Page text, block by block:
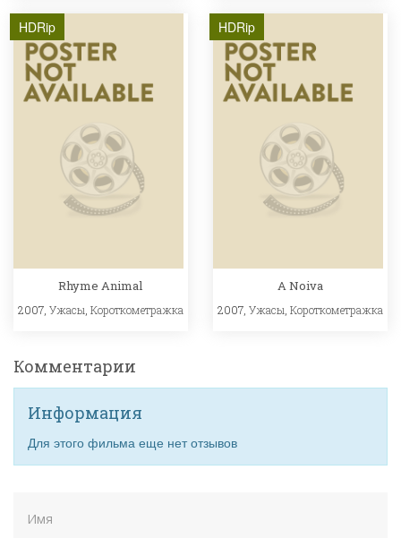
HDRip
Rhyme Animal
2007, Ужасы Короткометражка
HDRip
A Noiva
2007,Ужасы ,Короткометражка
Комментарии
Информация
Для этого фильма еще нет отзывов